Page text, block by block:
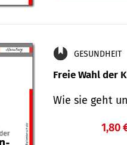
GESUNDHEIT
Freie Wahl der
Wie sie geht
1,80